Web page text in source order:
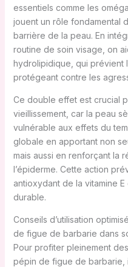
essentiels comme les
jouent un rôle fondamental
barrière de la peau. En
routine de soin visage, on
hydrolipidique, qui prévient
protégeant contre les
Ce double effet est crucial
vieillissement, car la peau
vulnérable aux effets du
globale en apportant non
mais aussi en renforçant la
l’épiderme. Cette action
antioxydant de la vitamine
durable.
Conseils d’utilisation
de figue de barbarie dans
Pour profiter pleinement
pépin de figue de barbarie,